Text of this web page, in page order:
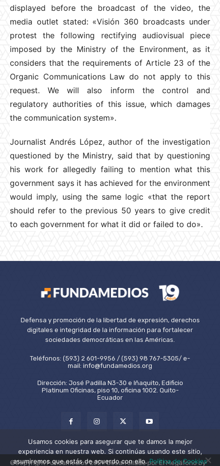
displayed before the broadcast of the video, the
media outlet stated: «Visión 360 broadcasts under
protest the following rectifying audiovisual piece
imposed by the Ministry of the Environment, as it
considers that the requirements of Article 23 of the
Organic Communications Law do not apply to this
request. We will also inform the control and
regulatory authorities of this issue, which damages
the communication system».
Journalist Andrés López, author of the investigation
questioned by the Ministry, said that by questioning
his work for allegedly failing to mention what this
government says it has achieved for the environment
would imply, using the same logic «that the report
should refer to the previous 50 years to give credit
to each government for what it did or failed to do».
Defensa y promoción de la libertad de expresión, derechos
digitales e integridad de la información para fortalecer
sociedades democráticas en las Américas.
Teléfonos: (593) 2 601-9956 / (593) 98 767-5305/ e-
mail: info@fundamedios.org
Dirección: José Padilla N3-30 e Iñaquito, Edificio
Platinum Oficinas, piso 10, oficina 1002. Quito-
Ecuador
©Copyright Fundamedios 2021. Desarrollado por El Megáfono by
Usamos cookies para asegurar que te damos la mejor
experiencia en nuestra web. Si continúas usando este sitio,
asumiremos que estás de acuerdo con ello.Política de Cookies